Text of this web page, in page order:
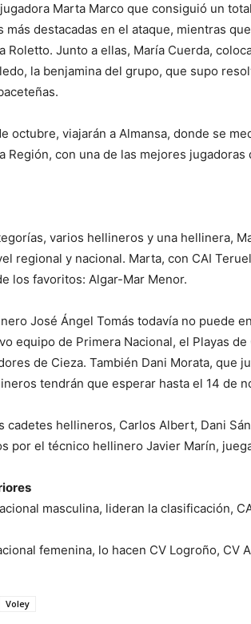
Marta Marco que consiguió un
más destacadas en el ataque, mientras
Roletto. Junto a ellas, María Cuerda,
la benjamina del grupo, que supo
octubre, viajarán a Almansa, donde se
Región, con una de las mejores jugadoras
varios hellineros y una hellinera,
regional y nacional. Marta, con CAI
los favoritos: Algar-Mar Menor.
José Ángel Tomás todavía no puede
equipo de Primera Nacional, el Playas
de Cieza. También Dani Morata, que
tendrán que esperar hasta el 14 de
cadetes hellineros, Carlos Albert, Dani
por el técnico hellinero Javier Marín,
masculina, lideran la clasificación,
femenina, lo hacen CV Logroño, CV
Voley